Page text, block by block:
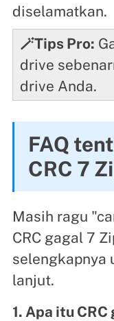
diselamatkan.
🪄Tips Pro:
drive
drive Anda.
FAQ
CRC 7
Masih ragu
CRC gagal 7
selengkapnya
lanjut.
1. Apa itu